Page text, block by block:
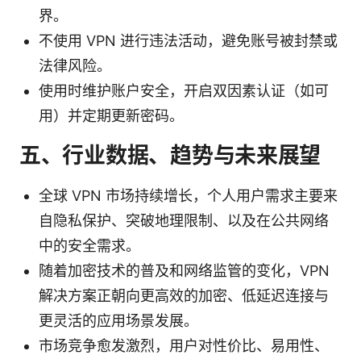
界。
不使用 VPN 进行违法活动，避免账号被封禁或
法律风险。
使用时维护账户安全，开启双因素认证（如可
用）并定期更新密码。
五、行业数据、趋势与未来展望
全球 VPN 市场持续增长，个人用户需求主要来
自隐私保护、突破地理限制、以及在公共网络
中的安全需求。
随着加密技术的普及和网络监管的变化，VPN
解决方案正朝向更高效的加密、低延迟连接与
更灵活的应用场景发展。
市场竞争愈发激烈，用户对性价比、易用性、